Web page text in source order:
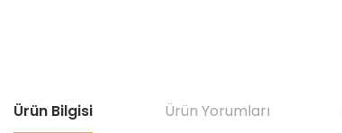
Ürün Bilgisi Ürün Yorumları